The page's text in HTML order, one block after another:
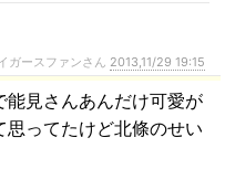
ガースファンさん 2013,11/29 19:15
見さんあんだけ可愛が
思ってたけど北條のせい